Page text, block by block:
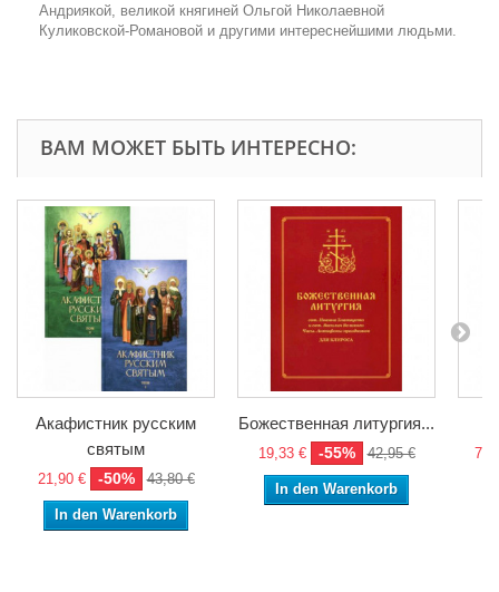
Андриякой, великой княгиней Ольгой Николаевной
Куликовской-Романовой и другими интереснейшими людьми.
ВАМ МОЖЕТ БЫТЬ ИНТЕРЕСНО:
Акафистник русским
святым
21,90 € -50% 43,80 €
In den Warenkorb
Божественная литургия...
19,33 € -55% 42,95 €
In den Warenkorb